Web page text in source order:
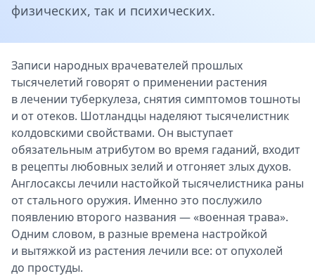
физических, так и психических.
Записи народных врачевателей прошлых
тысячелетий говорят о применении растения
в лечении туберкулеза, снятия симптомов тошноты
и от отеков. Шотландцы наделяют тысячелистник
колдовскими свойствами. Он выступает
обязательным атрибутом во время гаданий, входит
в рецепты любовных зелий и отгоняет злых духов.
Англосаксы лечили настойкой тысячелистника раны
от стального оружия. Именно это послужило
появлению второго названия — «военная трава».
Одним словом, в разные времена настройкой
и вытяжкой из растения лечили все: от опухолей
до простуды.